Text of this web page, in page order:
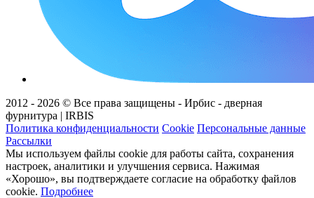
2012 - 2026 © Все права защищены - Ирбис - дверная
фурнитура | IRBIS
Политика конфиденциальности Cookie Персональные данные
Рассылки
Мы используем файлы cookie для работы сайта, сохранения
настроек, аналитики и улучшения сервиса. Нажимая
«Хорошо», вы подтверждаете согласие на обработку файлов
cookie. Подробнее